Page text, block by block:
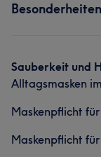
Besonderheiten
Sauberkeit und
Alltagsmasken
Maskenpflicht
Maskenpflicht